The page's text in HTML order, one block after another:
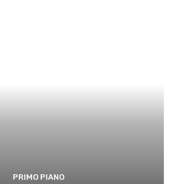
PRIMO PIANO